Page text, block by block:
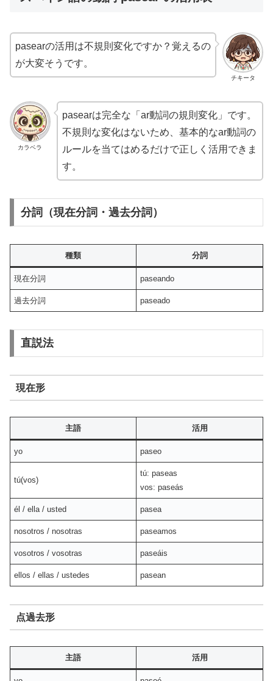
チキータ
pasearの活用は不規則変化ですか？覚えるの
が大変そうです。
カラベラ
pasearは完全な「ar動詞の規則変化」です。
不規則な変化はないため、基本的なar動詞の
ルールを当てはめるだけで正しく活用できま
す。
分詞（現在分詞・過去分詞）
種類 分詞
現在分詞 paseando
過去分詞 paseado
直説法
現在形
主語 活用
yo paseo
tú(vos)
tú: paseas
vos: paseás
él / ella / usted pasea
nosotros / nosotras paseamos
vosotros / vosotras paseáis
ellos / ellas / ustedes pasean
点過去形
主語 活用